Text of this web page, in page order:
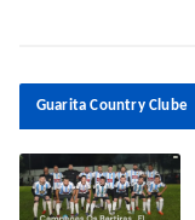
Guarita Country Clube